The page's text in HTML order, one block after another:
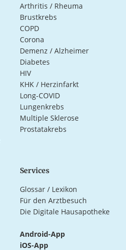
Arthritis / Rheuma
Brustkrebs
COPD
Corona
Demenz / Alzheimer
Diabetes
HIV
KHK / Herzinfarkt
Long-COVID
Lungenkrebs
Multiple Sklerose
Prostatakrebs
Services
Glossar / Lexikon
Für den Arztbesuch
Die Digitale Hausapotheke
Android-App
iOS-App